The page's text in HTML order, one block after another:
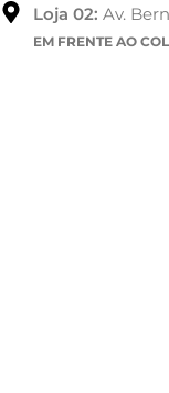
Loja 02: Av.
EM FRENTE AO